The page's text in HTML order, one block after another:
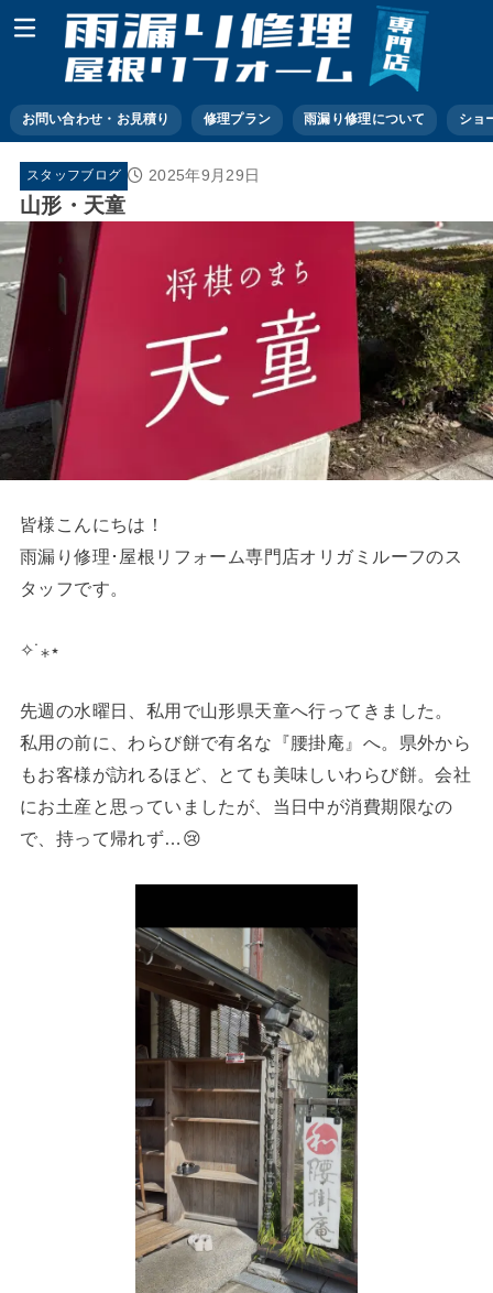
お問い合わせ・お見積り 修理プラン 雨漏り修理について ショ
スタッフブログ 2025年9月29日
山形・天童
皆様こんにちは！
雨漏り修理･屋根リフォーム専門店オリガミルーフのス
タッフです。
✧˙⁎⋆
先週の水曜日、私用で山形県天童へ行ってきました。
私用の前に、わらび餅で有名な『腰掛庵』へ。県外から
もお客様が訪れるほど、とても美味しいわらび餅。会社
にお土産と思っていましたが、当日中が消費期限なの
で、持って帰れず…😢